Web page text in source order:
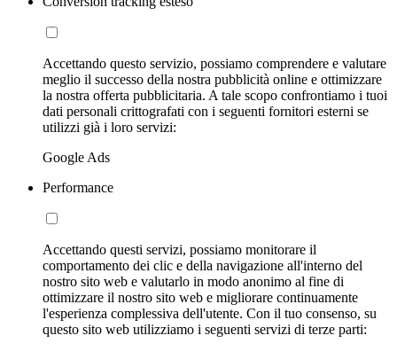
Accettando questo servizio, possiamo comprendere e valutare
meglio il successo della nostra pubblicità online e ottimizzare
la nostra offerta pubblicitaria. A tale scopo confrontiamo i tuoi
dati personali crittografati con i seguenti fornitori esterni se
utilizzi già i loro servizi:
Google Ads
Performance
Accettando questi servizi, possiamo monitorare il
comportamento dei clic e della navigazione all'interno del
nostro sito web e valutarlo in modo anonimo al fine di
ottimizzare il nostro sito web e migliorare continuamente
l'esperienza complessiva dell'utente. Con il tuo consenso, su
questo sito web utilizziamo i seguenti servizi di terze parti: